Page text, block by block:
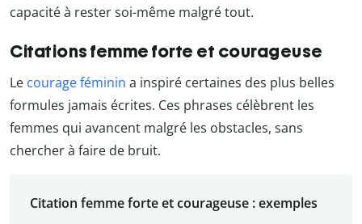
capacité à rester soi-même malgré tout.
Citations femme forte et courageuse
Le courage féminin a inspiré certaines des plus belles
formules jamais écrites. Ces phrases célèbrent les
femmes qui avancent malgré les obstacles, sans
chercher à faire de bruit.
Citation femme forte et courageuse : exemples